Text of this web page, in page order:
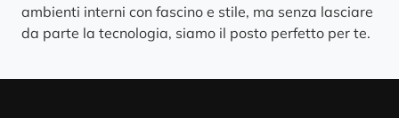
ambienti interni con fascino e stile, ma senza lasciare
da parte la tecnologia, siamo il posto perfetto per te.